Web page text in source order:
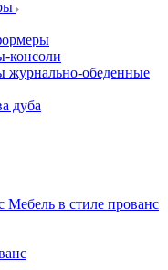
консоли
журнально-обеденные
дуба
Мебель в стиле прованс